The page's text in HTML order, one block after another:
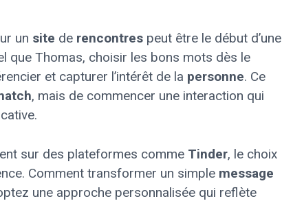
un site de rencontres peut être le début d’une
que Thomas, choisir les bons mots dès le
et capturer l’intérêt de la personne. Ce
, mais de commencer une interaction qui
sur des plateformes comme Tinder, le choix
Comment transformer un simple message
une approche personnalisée qui reflète